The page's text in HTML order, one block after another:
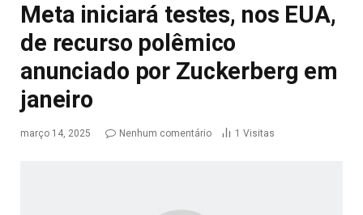
Meta iniciará testes, nos EUA,
de recurso polêmico
anunciado por Zuckerberg em
janeiro
março 14, 2025 Nenhum comentário 1 Visitas